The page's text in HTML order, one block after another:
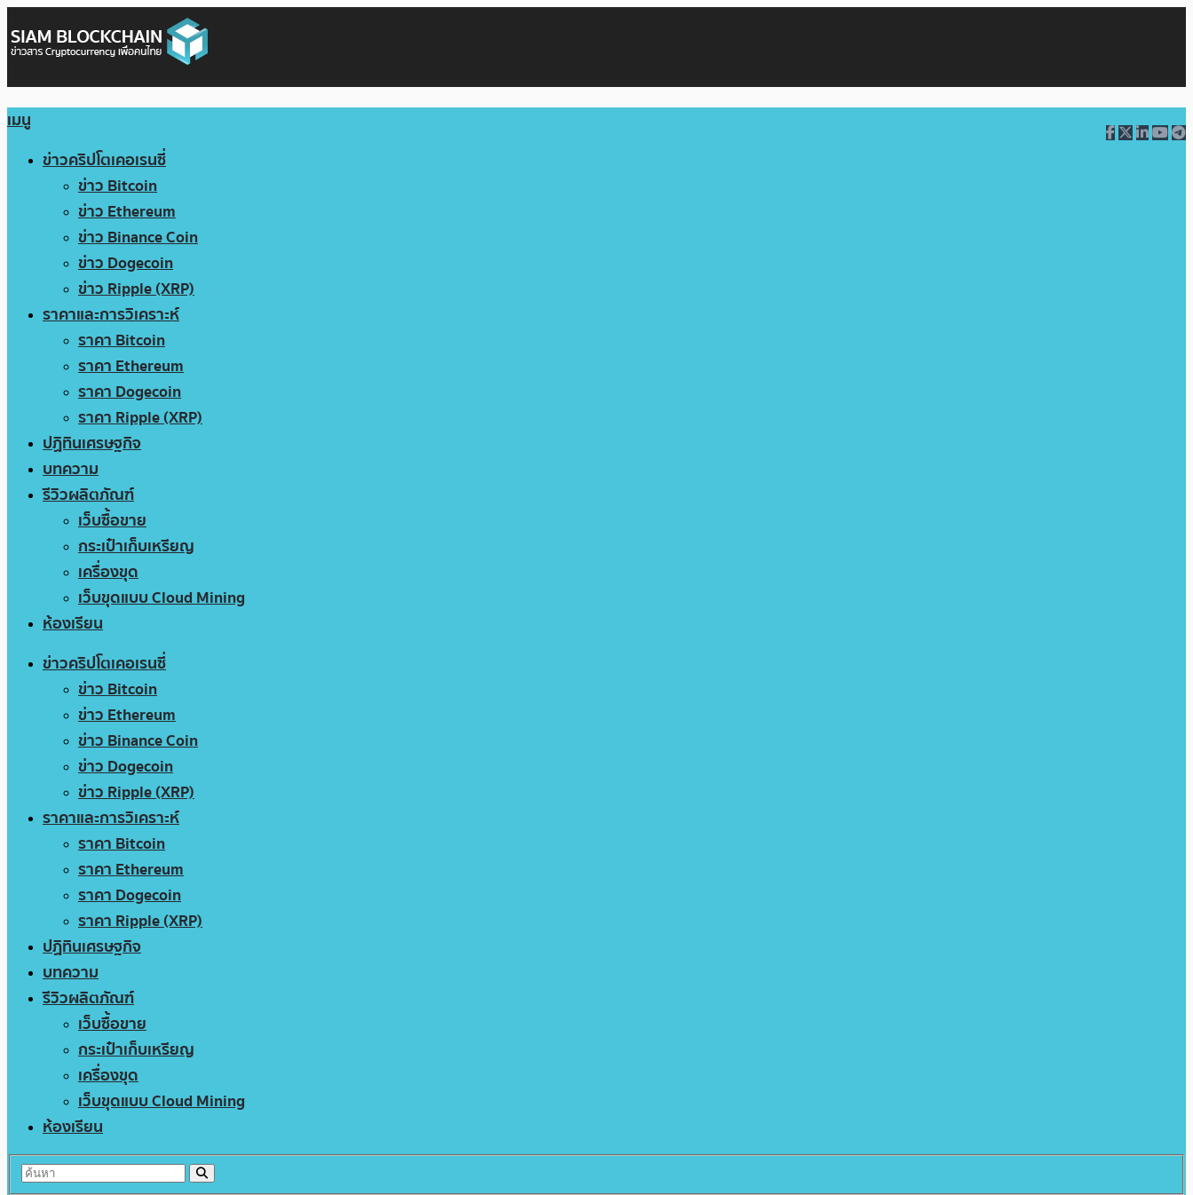
เมนู
ข่าวคริปโตเคอเรนซี่
ข่าว Bitcoin
ข่าว Ethereum
ข่าว Binance Coin
ข่าว Dogecoin
ข่าว Ripple (XRP)
ราคาและการวิเคราะห์
ราคา Bitcoin
ราคา Ethereum
ราคา Dogecoin
ราคา Ripple (XRP)
ปฏิทินเศรษฐกิจ
บทความ
รีวิวผลิตภัณฑ์
เว็บซื้อขาย
กระเป๋าเก็บเหรียญ
เครื่องขุด
เว็บขุดแบบ Cloud Mining
ห้องเรียน
ข่าวคริปโตเคอเรนซี่
ข่าว Bitcoin
ข่าว Ethereum
ข่าว Binance Coin
ข่าว Dogecoin
ข่าว Ripple (XRP)
ราคาและการวิเคราะห์
ราคา Bitcoin
ราคา Ethereum
ราคา Dogecoin
ราคา Ripple (XRP)
ปฏิทินเศรษฐกิจ
บทความ
รีวิวผลิตภัณฑ์
เว็บซื้อขาย
กระเป๋าเก็บเหรียญ
เครื่องขุด
เว็บขุดแบบ Cloud Mining
ห้องเรียน